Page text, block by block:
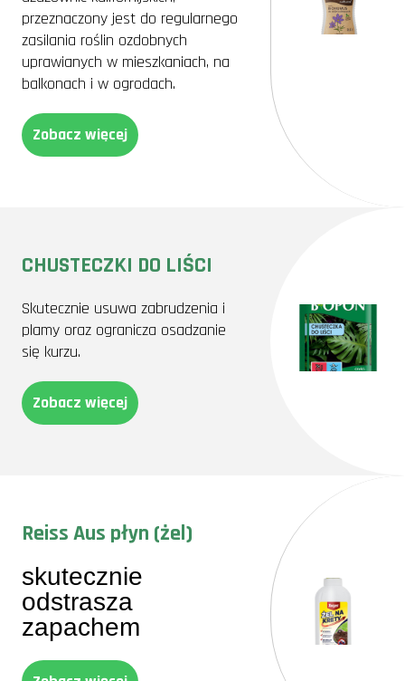
przeznaczony jest do regularnego
zasilania roślin ozdobnych
uprawianych w mieszkaniach, na
balkonach i w ogrodach.
Zobacz więcej
CHUSTECZKI DO LIŚCI
Skutecznie usuwa zabrudzenia i
plamy oraz ogranicza osadzanie
się kurzu.
Zobacz więcej
Reiss Aus płyn (żel)
skutecznie
odstrasza
zapachem